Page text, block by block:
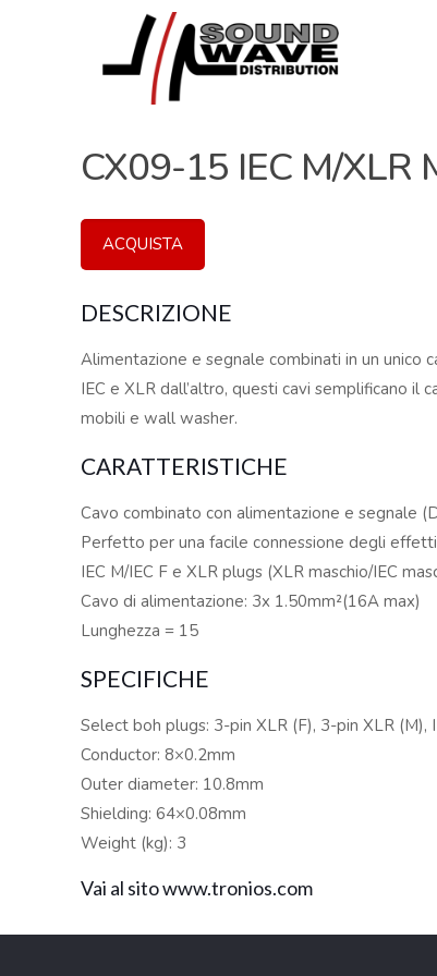
CX09-15 IEC M/XLR
ACQUISTA
DESCRIZIONE
Alimentazione e segnale combinati in un unico
IEC e XLR dall’altro, questi cavi semplificano
mobili e wall washer.
CARATTERISTICHE
Cavo combinato con alimentazione e segnale
Perfetto per una facile connessione degli
IEC M/IEC F e XLR plugs (XLR maschio/IEC
Cavo di alimentazione: 3x 1.50mm²(16A max)
Lunghezza = 15
SPECIFICHE
Select boh plugs: 3-pin XLR (F), 3-pin XLR (M),
Conductor: 8×0.2mm
Outer diameter: 10.8mm
Shielding: 64×0.08mm
Weight (kg): 3
Vai al sito www.tronios.com